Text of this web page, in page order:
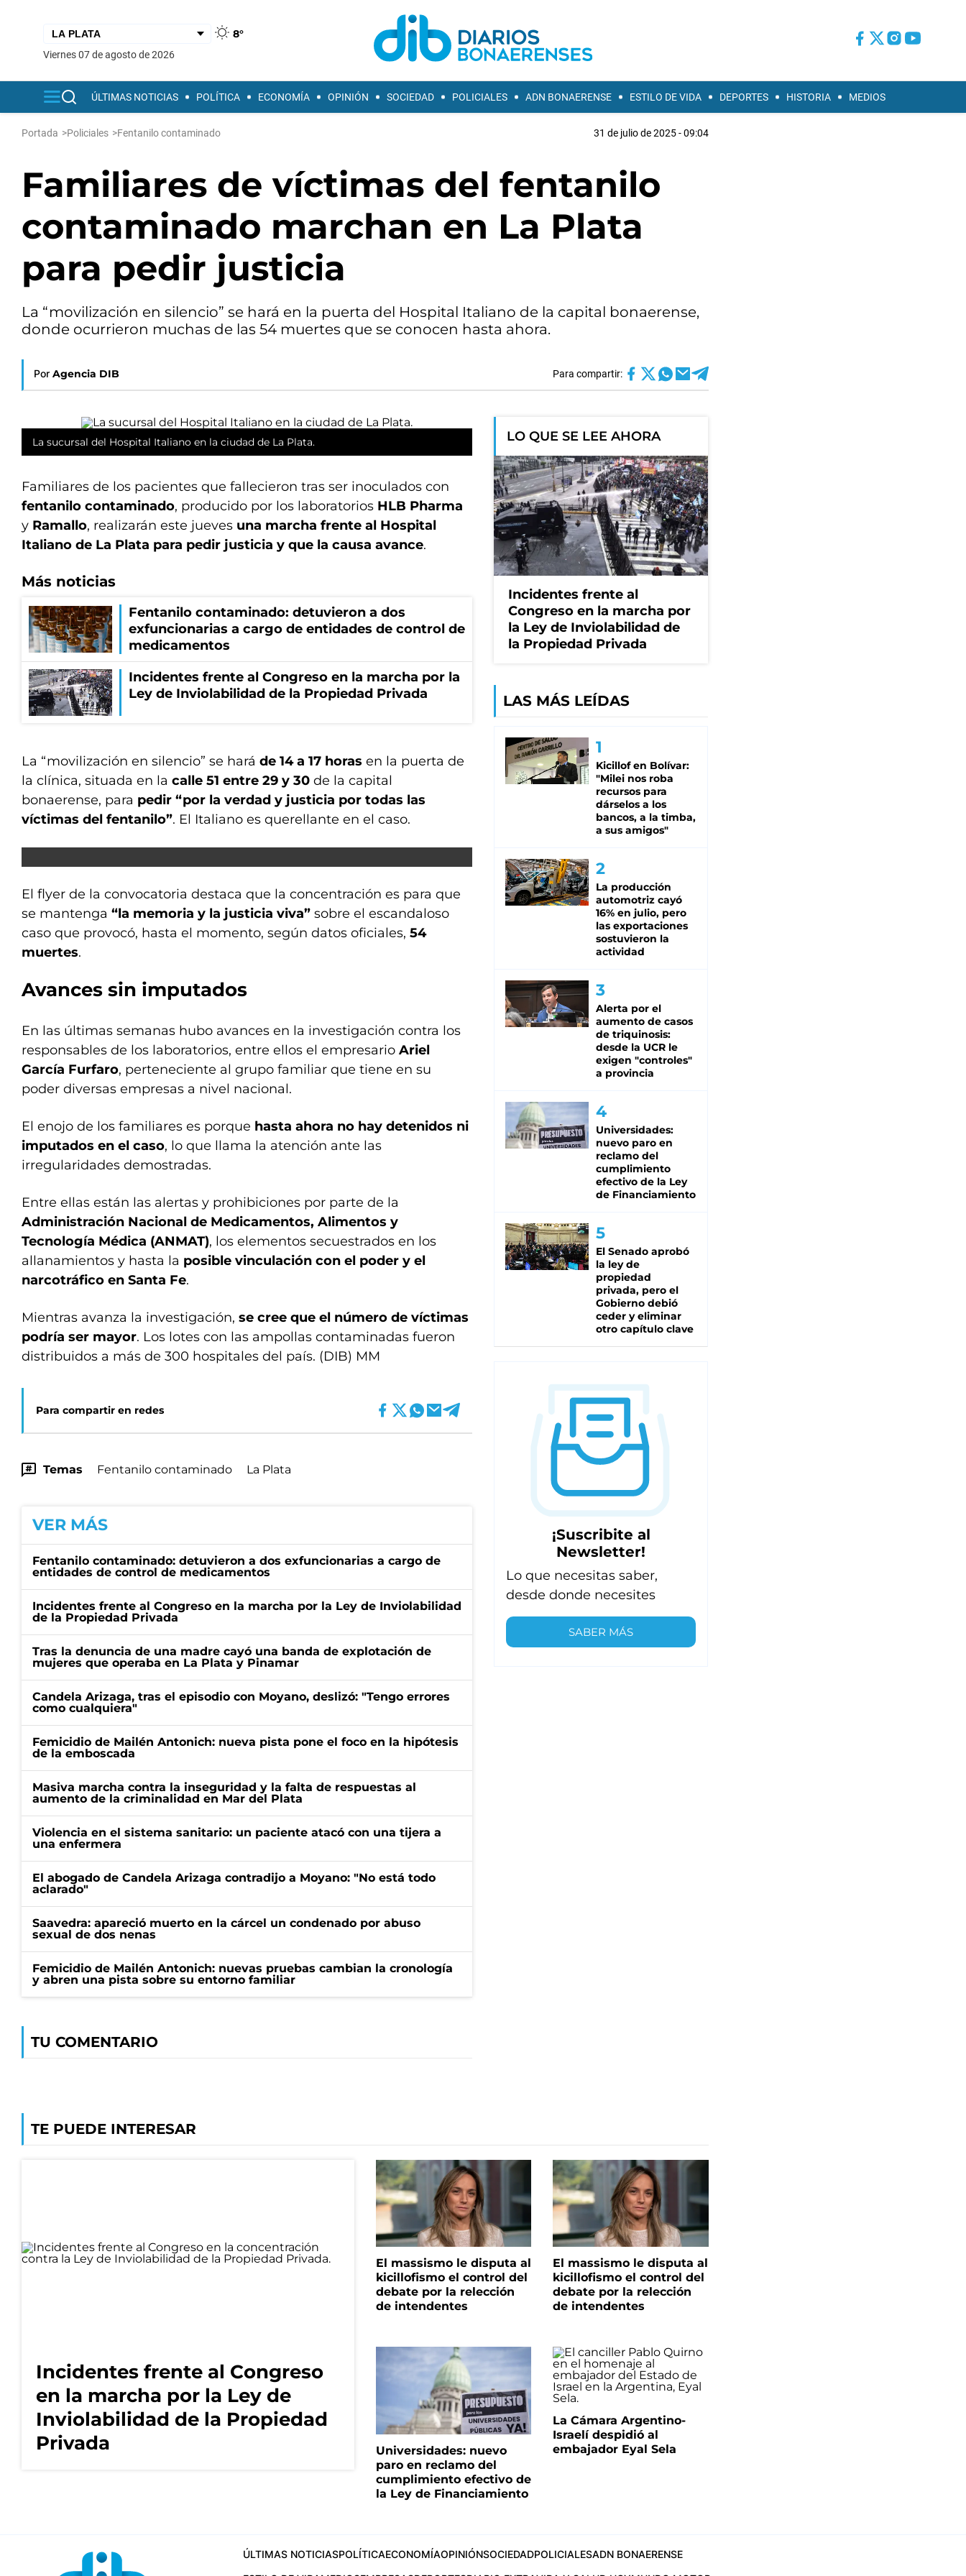
8°
viernes 07 de agosto de 2026
ÚLTIMAS NOTICIAS POLÍTICA ECONOMÍA OPINIÓN SOCIEDAD POLICIALES ADN BONAERENSE ESTILO DE VIDA DEPORTES HISTORIA MEDIOS
Portada >Policiales >Fentanilo contaminado 31 de julio de 2025 - 09:04
Familiares de víctimas del fentanilo
contaminado marchan en La Plata
para pedir justicia
La “movilización en silencio” se hará en la puerta del Hospital Italiano de la capital bonaerense,
donde ocurrieron muchas de las 54 muertes que se conocen hasta ahora.
Por Agencia DIB Para compartir:
La sucursal del Hospital Italiano en la ciudad de La Plata.
Familiares de los pacientes que fallecieron tras ser inoculados con
fentanilo contaminado, producido por los laboratorios HLB Pharma
y Ramallo, realizarán este jueves una marcha frente al Hospital
Italiano de La Plata para pedir justicia y que la causa avance.
Más noticias
Fentanilo contaminado: detuvieron a dos
exfuncionarias a cargo de entidades de control de
medicamentos
Incidentes frente al Congreso en la marcha por la
Ley de Inviolabilidad de la Propiedad Privada
La “movilización en silencio” se hará de 14 a 17 horas en la puerta de
la clínica, situada en la calle 51 entre 29 y 30 de la capital
bonaerense, para pedir “por la verdad y justicia por todas las
víctimas del fentanilo”. El Italiano es querellante en el caso.
El flyer de la convocatoria destaca que la concentración es para que
se mantenga “la memoria y la justicia viva” sobre el escandaloso
caso que provocó, hasta el momento, según datos oficiales, 54
muertes.
Avances sin imputados
En las últimas semanas hubo avances en la investigación contra los
responsables de los laboratorios, entre ellos el empresario Ariel
García Furfaro, perteneciente al grupo familiar que tiene en su
poder diversas empresas a nivel nacional.
El enojo de los familiares es porque hasta ahora no hay detenidos ni
imputados en el caso, lo que llama la atención ante las
irregularidades demostradas.
Entre ellas están las alertas y prohibiciones por parte de la
Administración Nacional de Medicamentos, Alimentos y
Tecnología Médica (ANMAT), los elementos secuestrados en los
allanamientos y hasta la posible vinculación con el poder y el
narcotráfico en Santa Fe.
Mientras avanza la investigación, se cree que el número de víctimas
podría ser mayor. Los lotes con las ampollas contaminadas fueron
distribuidos a más de 300 hospitales del país. (DIB) MM
Para compartir en redes
Temas Fentanilo contaminado La Plata
VER MÁS
Fentanilo contaminado: detuvieron a dos exfuncionarias a cargo de
entidades de control de medicamentos
Incidentes frente al Congreso en la marcha por la Ley de Inviolabilidad
de la Propiedad Privada
Tras la denuncia de una madre cayó una banda de explotación de
mujeres que operaba en La Plata y Pinamar
Candela Arizaga, tras el episodio con Moyano, deslizó: "Tengo errores
como cualquiera"
Femicidio de Mailén Antonich: nueva pista pone el foco en la hipótesis
de la emboscada
Masiva marcha contra la inseguridad y la falta de respuestas al
aumento de la criminalidad en Mar del Plata
Violencia en el sistema sanitario: un paciente atacó con una tijera a
una enfermera
El abogado de Candela Arizaga contradijo a Moyano: "No está todo
aclarado"
Saavedra: apareció muerto en la cárcel un condenado por abuso
sexual de dos nenas
Femicidio de Mailén Antonich: nuevas pruebas cambian la cronología
y abren una pista sobre su entorno familiar
TU COMENTARIO
LO QUE SE LEE AHORA
Incidentes frente al
Congreso en la marcha por
la Ley de Inviolabilidad de
la Propiedad Privada
LAS MÁS LEÍDAS
Kicillof en Bolívar:
"Milei nos roba
recursos para
dárselos a los
bancos, a la timba,
a sus amigos"
La producción
automotriz cayó
16% en julio, pero
las exportaciones
sostuvieron la
actividad
Alerta por el
aumento de casos
de triquinosis:
desde la UCR le
exigen "controles"
a provincia
Universidades:
nuevo paro en
reclamo del
cumplimiento
efectivo de la Ley
de Financiamiento
El Senado aprobó
la ley de
propiedad
privada, pero el
Gobierno debió
ceder y eliminar
otro capítulo clave
¡Suscribite al
Newsletter!
Lo que necesitas saber,
desde donde necesites
SABER MÁS
TE PUEDE INTERESAR
Incidentes frente al Congreso
en la marcha por la Ley de
Inviolabilidad de la Propiedad
Privada
El massismo le disputa al
kicillofismo el control del
debate por la relección
de intendentes
El massismo le disputa al
kicillofismo el control del
debate por la relección
de intendentes
Universidades: nuevo
paro en reclamo del
cumplimiento efectivo de
la Ley de Financiamiento
La Cámara Argentino-
Israelí despidió al
embajador Eyal Sela
ÚLTIMAS NOTICIASPOLÍTICAECONOMÍAOPINIÓNSOCIEDADPOLICIALESADN BONAERENSE